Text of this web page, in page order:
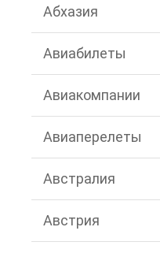
Абхазия
Авиабилеты
Авиакомпании
Авиаперелеты
Австралия
Австрия